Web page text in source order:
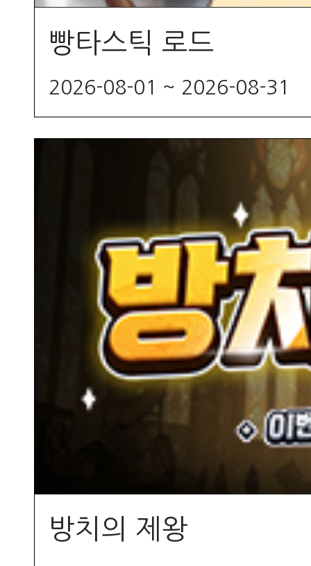
빵타스틱 로드
2026-08-01 ~ 2026-08-31
방치의 제왕